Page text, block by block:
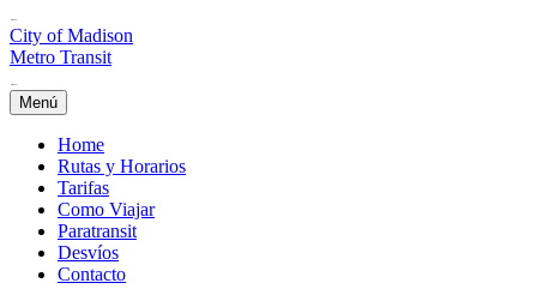
City of Madison
Metro Transit
Menú
Home
Rutas y Horarios
Tarifas
Como Viajar
Paratransit
Desvíos
Contacto